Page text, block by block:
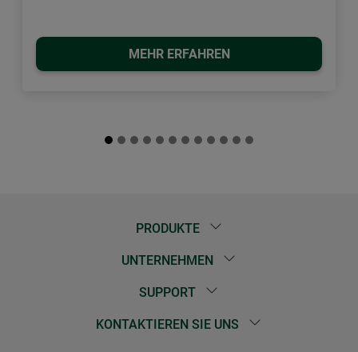
MEHR ERFAHREN
PRODUKTE
UNTERNEHMEN
SUPPORT
KONTAKTIEREN SIE UNS